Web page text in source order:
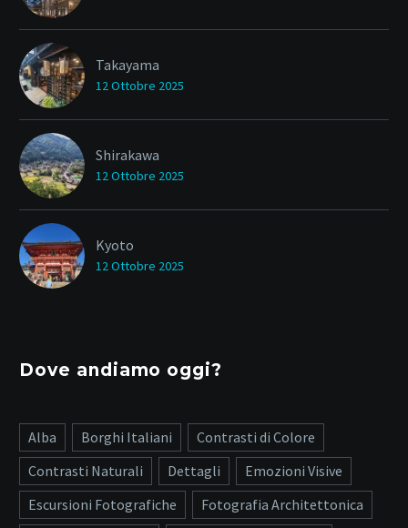
Takayama
12 Ottobre 2025
Shirakawa
12 Ottobre 2025
Kyoto
12 Ottobre 2025
Dove andiamo oggi?
Alba Borghi Italiani
Contrasti di Colore
Contrasti Naturali
Dettagli
Emozioni Visive
Escursioni Fotografiche
Fotografia Architettonica